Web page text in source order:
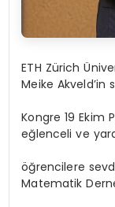
ETH Zürich
Meike
Kongre 19 Ekim
eğlenceli ve
öğrencilere
Matematik